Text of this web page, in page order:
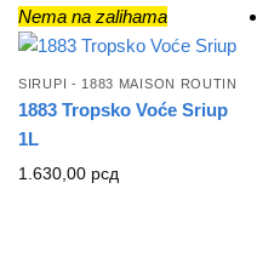
Nema na zalihama
SIRUPI - 1883 MAISON ROUTIN
1883 Tropsko Voće Sriup
1L
1.630,00 рсд